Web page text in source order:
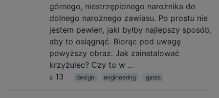
górnego, niestrzępionego narożnika do
dolnego narożnego zawiasu. Po prostu nie
jestem pewien, jaki byłby najlepszy sposób,
aby to osiągnąć. Biorąc pod uwagę
powyższy obraz. Jak zainstalować
krzyżulec? Czy to w …
13
design engineering gates